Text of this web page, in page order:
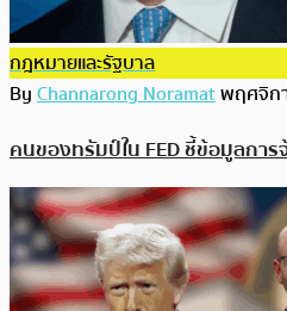
กฎหมายและรัฐบาล
ByChannarong Noramatพฤศจิก
คนของทรัมป์ใน FED ชี้ข้อมูลกา